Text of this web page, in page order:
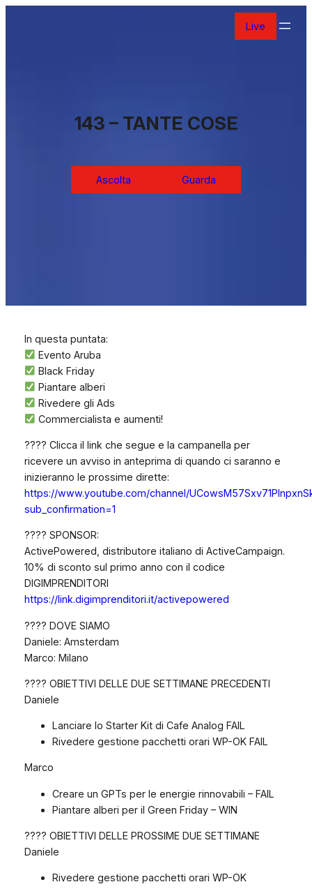
Live
143 – TANTE COSE
Ascolta Guarda
In questa puntata:
Evento Aruba
Black Friday
Piantare alberi
Rivedere gli Ads
Commercialista e aumenti!
???? Clicca il link che segue e la campanella per
ricevere un avviso in anteprima di quando ci saranno e
inizieranno le prossime dirette:
https://www.youtube.com/channel/
sub_confirmation=1
???? SPONSOR:
ActivePowered, distributore italiano di ActiveCampaign.
10% di sconto sul primo anno con il codice
DIGIMPRENDITORI
https://link.digimprenditori.it/activepowered
???? DOVE SIAMO
Daniele: Amsterdam
Marco: Milano
???? OBIETTIVI DELLE DUE SETTIMANE PRECEDENTI
Daniele
Lanciare lo Starter Kit di Cafe Analog FAIL
Rivedere gestione pacchetti orari WP-OK FAIL
Marco
Creare un GPTs per le energie rinnovabili – FAIL
Piantare alberi per il Green Friday – WIN
???? OBIETTIVI DELLE PROSSIME DUE SETTIMANE
Daniele
Rivedere gestione pacchetti orari WP-OK